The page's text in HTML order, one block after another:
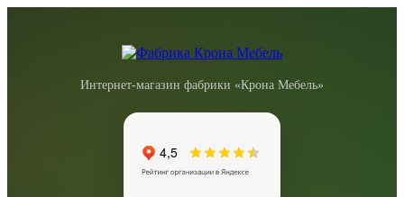
Интернет-магазин фабрики «Крона Мебель»